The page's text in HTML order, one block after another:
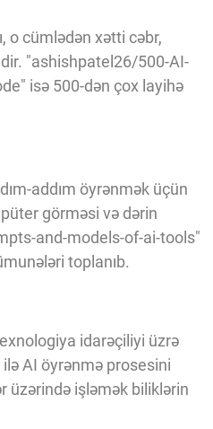
o cümlədən xətti cəbr,
"ashishpatel26/500-AI-
isə 500-dən çox layihə
addım öyrənmək üçün
görməsi və dərin
and-models-of-ai-tools"
toplanıb.
idarəçiliyi üzrə
AI öyrənmə prosesini
üzərində işləmək biliklərin